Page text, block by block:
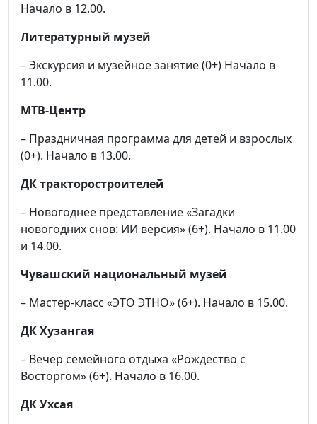
Начало в 12.00.
Литературный музей
– Экскурсия и музейное занятие (0+) Начало в
11.00.
МТВ-Центр
– Праздничная программа для детей и взрослых
(0+). Начало в 13.00.
ДК тракторостроителей
– Новогоднее представление «Загадки
новогодних снов: ИИ версия» (6+). Начало в 11.00
и 14.00.
Чувашский национальный музей
– Мастер-класс «ЭТО ЭТНО» (6+). Начало в 15.00.
ДК Хузангая
– Вечер семейного отдыха «Рождество с
Восторгом» (6+). Начало в 16.00.
ДК Ухсая